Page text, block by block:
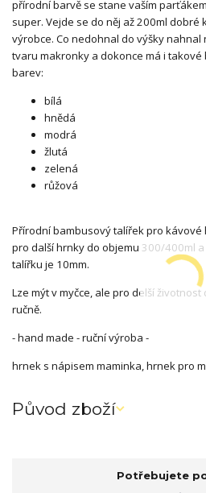
přírodní barvě se stane vaším
super. Vejde se do něj až 200ml
výrobce. Co nedohnal do výšky
tvaru makronky a dokonce má i takové
barev:
bílá
hnědá
modrá
žlutá
zelená
růžová
Přírodní bambusový talířek pro kávové
pro další hrnky do objemu 300/400ml
talířku je 10mm.
Lze mýt v myčce, ale pro delší
ručně.
- hand made - ruční výroba -
hrnek s nápisem maminka, hrnek pro
Původ zboží
Potřebujete